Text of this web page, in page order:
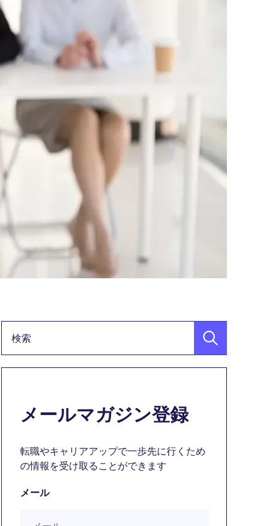
メールマガジン登録
転職やキャリアアップで一歩先に行くため
の情報を受け取ることができます
メール